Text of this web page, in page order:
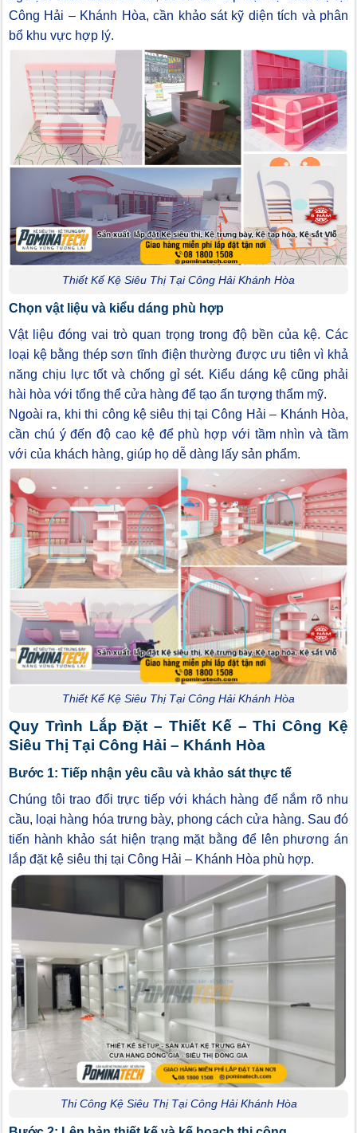
Công Hải – Khánh Hòa, cần khảo sát kỹ diện tích và phân
bổ khu vực hợp lý.
Thiết Kế Kệ Siêu Thị Tại Công Hải Khánh Hòa
Chọn vật liệu và kiểu dáng phù hợp
Vật liệu đóng vai trò quan trọng trong độ bền của kệ. Các
loại kệ bằng thép sơn tĩnh điện thường được ưu tiên vì khả
năng chịu lực tốt và chống gỉ sét. Kiểu dáng kệ cũng phải
hài hòa với tổng thể cửa hàng để tạo ấn tượng thẩm mỹ.
Ngoài ra, khi thi công kệ siêu thị tại Công Hải – Khánh Hòa,
cần chú ý đến độ cao kệ để phù hợp với tầm nhìn và tầm
với của khách hàng, giúp họ dễ dàng lấy sản phẩm.
Thiết Kế Kệ Siêu Thị Tại Công Hải Khánh Hòa
Quy Trình Lắp Đặt – Thiết Kế – Thi Công Kệ
Siêu Thị Tại Công Hải – Khánh Hòa
Bước 1: Tiếp nhận yêu cầu và khảo sát thực tế
Chúng tôi trao đổi trực tiếp với khách hàng để nắm rõ nhu
cầu, loại hàng hóa trưng bày, phong cách cửa hàng. Sau đó
tiến hành khảo sát hiện trạng mặt bằng để lên phương án
lắp đặt kệ siêu thị tại Công Hải – Khánh Hòa phù hợp.
Thi Công Kệ Siêu Thị Tại Công Hải Khánh Hòa